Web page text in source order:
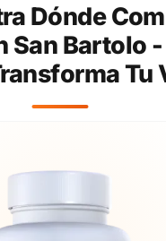
Dónde
San Bartolo
Tu